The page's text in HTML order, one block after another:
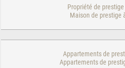
Propriété de
Maison de prestige
Appartements de
Appartements de